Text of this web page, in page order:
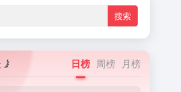
日榜 周榜 月榜